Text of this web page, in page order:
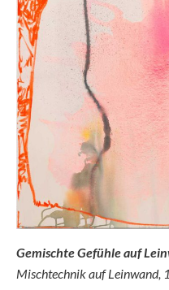
Gemischte Gefühle auf
Mischtechnik auf Leinwand,